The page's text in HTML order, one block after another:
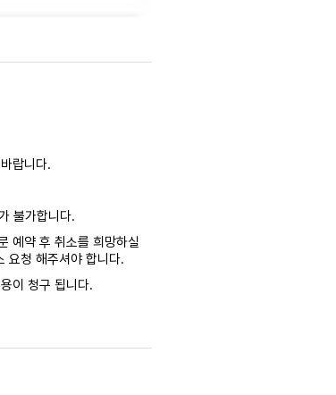
랍니다.
불가합니다.
예약 후 취소를 희망하실
요청 해주셔야 합니다.
이 청구 됩니다.